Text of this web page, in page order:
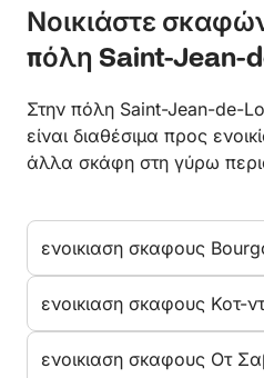
Νοικιάστε
πόλη Saint-Jean-
Στην πόλη Saint-Jean-de-
είναι διαθέσιμα προς
άλλα σκάφη στη γύρω
ενοικιαση σκαφους
ενοικιαση σκαφους Κοτ-
ενοικιαση σκαφους Οτ